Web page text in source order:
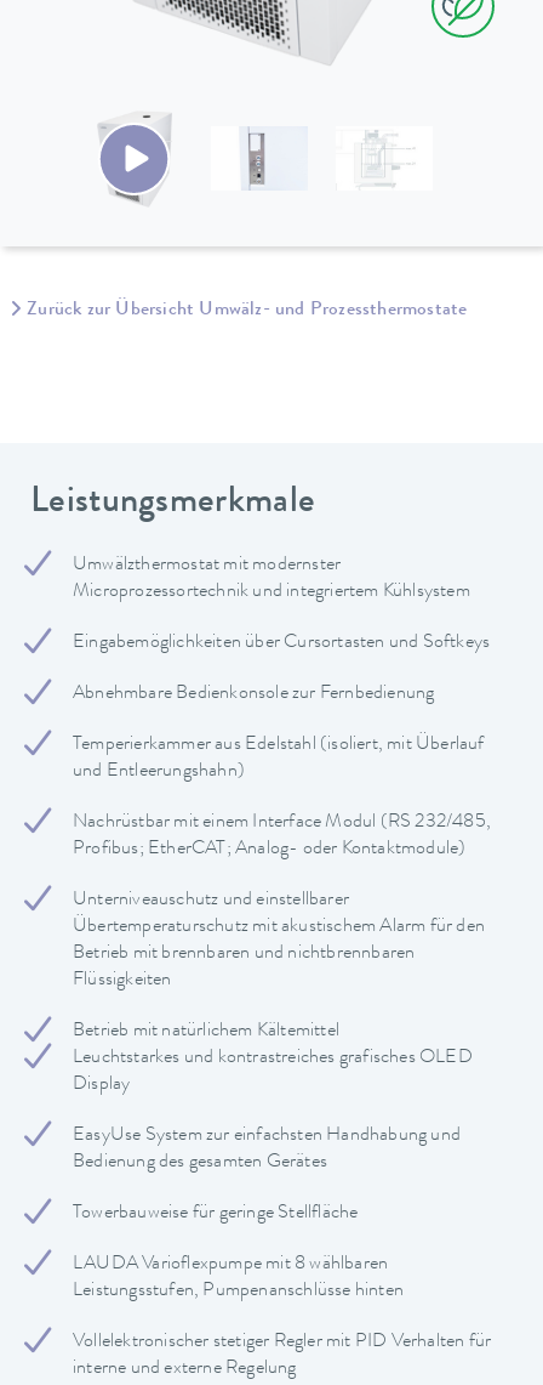
Zurück zur Übersicht Umwälz- und Prozessthermostate
Leistungsmerkmale
Umwälzthermostat mit modernster
Microprozessortechnik und integriertem Kühlsystem
Eingabemöglichkeiten über Cursortasten und Softkeys
Abnehmbare Bedienkonsole zur Fernbedienung
Temperierkammer aus Edelstahl (isoliert, mit Überlauf
und Entleerungshahn)
Nachrüstbar mit einem Interface Modul (RS 232/485,
Profibus; EtherCAT; Analog- oder Kontaktmodule)
Unterniveauschutz und einstellbarer
Übertemperaturschutz mit akustischem Alarm für den
Betrieb mit brennbaren und nichtbrennbaren
Flüssigkeiten
Betrieb mit natürlichem Kältemittel
Leuchtstarkes und kontrastreiches grafisches OLED
Display
EasyUse System zur einfachsten Handhabung und
Bedienung des gesamten Gerätes
Towerbauweise für geringe Stellfläche
LAUDA Varioflexpumpe mit 8 wählbaren
Leistungsstufen, Pumpenanschlüsse hinten
Vollelektronischer stetiger Regler mit PID Verhalten für
interne und externe Regelung